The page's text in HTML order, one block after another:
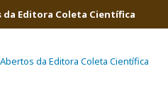
Editora Coleta Científica
da Editora Coleta Científica